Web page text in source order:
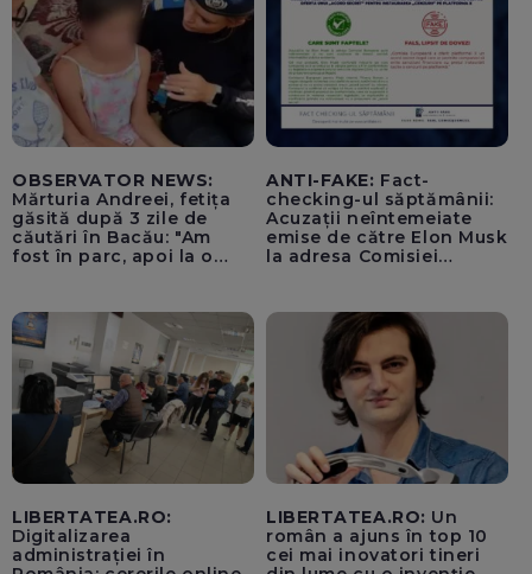
OBSERVATOR NEWS:
Mărturia Andreei, fetița
găsită după 3 zile de
căutări în Bacău: "Am
fost în parc, apoi la o
ANTI-FAKE: Fact-
checking-ul săptămânii:
Acuzații neîntemeiate
emise de către Elon Musk
la adresa Comisiei
pentru instaurarea
„cenzurii” pe platforma X
LIBERTATEA.RO:
Digitalizarea
administrației în
LIBERTATEA.RO: Un
român a ajuns în top 10
cei mai inovatori tineri